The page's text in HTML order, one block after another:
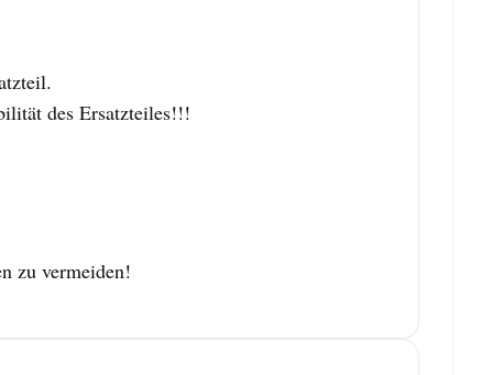
des Ersatzteiles!!!
zu vermeiden!